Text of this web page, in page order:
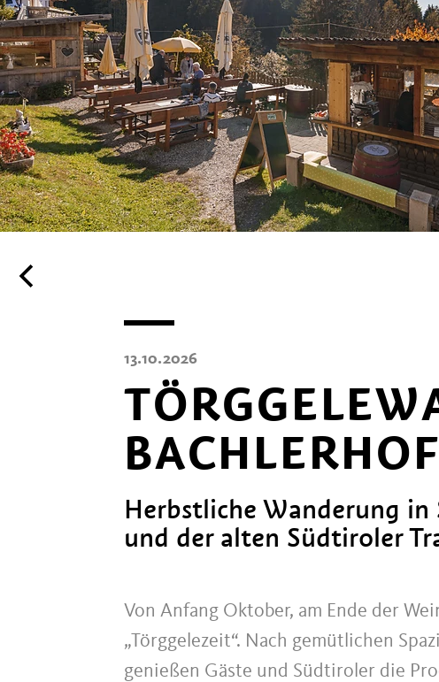
13.10.2026
BACHLERHOF
Herbstliche Wanderung in
und der alten Südtiroler
Von Anfang Oktober, am Ende der
„Törggelezeit“. Nach gemütlichen
genießen Gäste und Südtiroler die